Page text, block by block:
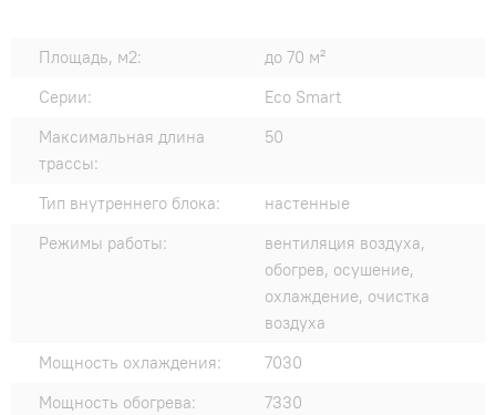
Площадь, м2:
до 70 м²
Серии:
Eco Smart
Максимальная длина
трассы:
50
Тип внутреннего блока:
настенные
Режимы работы:
вентиляция воздуха,
обогрев, осушение,
охлаждение, очистка
воздуха
Мощность охлаждения:
7030
Мощность обогрева:
7330